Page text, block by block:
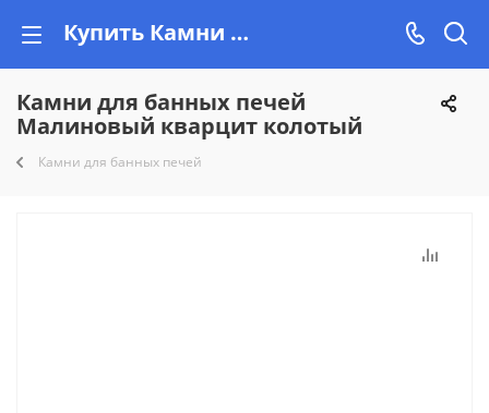
Купить Камни для банных печей Малиновый кварцит колотый недорого на Vishop.by
Камни для банных печей
Малиновый кварцит колотый
Камни для банных печей